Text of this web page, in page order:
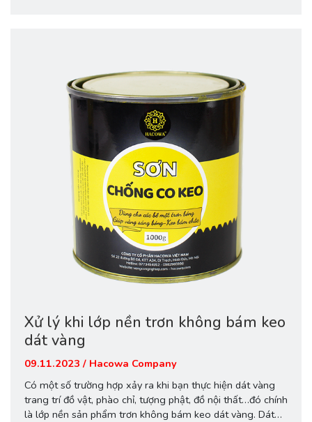
Xử lý khi lớp nền trơn không bám keo
dát vàng
09.11.2023 / Hacowa Company
Có một số trường hợp xảy ra khi bạn thực hiện dát vàng
trang trí đồ vật, phào chỉ, tượng phật, đồ nội thất…đó chính
là lớp nền sản phẩm trơn không bám keo dát vàng. Dát